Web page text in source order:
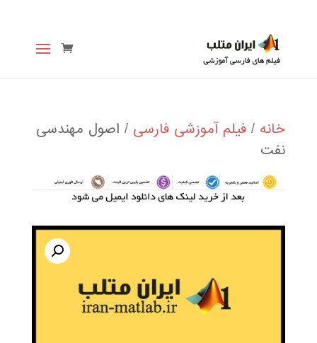
خانه / فیلم آموزشی فارسی / اصول مهندسی
نفت